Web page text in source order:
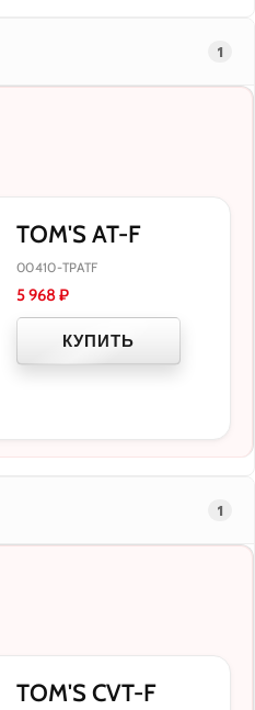
1
TOM'S AT-F
00410-TPATF
5 968₽
КУПИТЬ
1
TOM'S CVT-F